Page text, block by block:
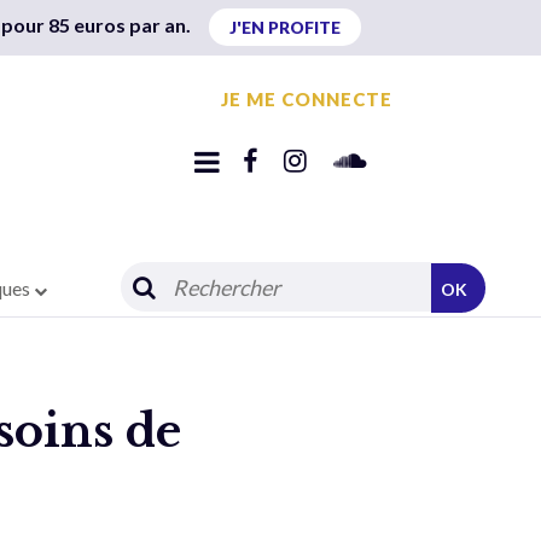
85 euros par an. J'EN PROFITE
JE ME CONNECTE
OK
de